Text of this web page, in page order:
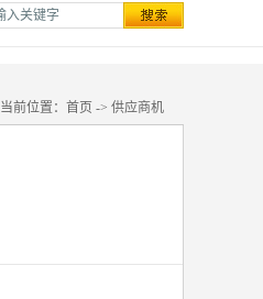
当前位置： 首页 -> 供应商机